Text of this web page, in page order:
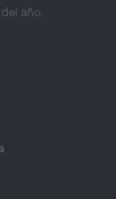
año.